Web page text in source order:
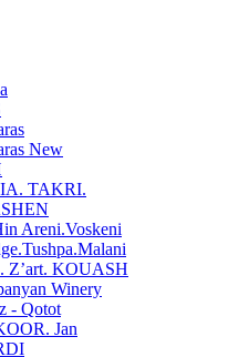
New
TAKRI.
Areni.Voskeni
Z’art. KOUASH
Winery
- Qotot
Jan